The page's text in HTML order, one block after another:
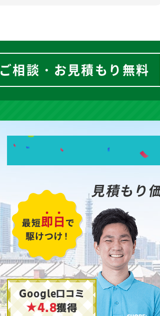
ご相談・お見積もり無料
Google口コミ
★4.8獲得
見積もり